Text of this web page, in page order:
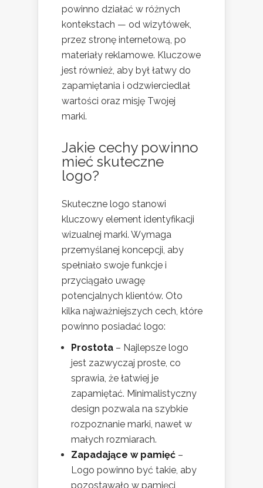
powinno działać w różnych
kontekstach — od wizytówek,
przez stronę internetową, po
materiały reklamowe. Kluczowe
jest również, aby był łatwy do
zapamiętania i odzwierciedlał
wartości oraz misję Twojej
marki.
Jakie cechy powinno
mieć skuteczne
logo?
Skuteczne logo stanowi
kluczowy element identyfikacji
wizualnej marki. Wymaga
przemyślanej koncepcji, aby
spełniało swoje funkcje i
przyciągało uwagę
potencjalnych klientów. Oto
kilka najważniejszych cech, które
powinno posiadać logo:
Prostota – Najlepsze logo
jest zazwyczaj proste, co
sprawia, że łatwiej je
zapamiętać. Minimalistyczny
design pozwala na szybkie
rozpoznanie marki, nawet w
małych rozmiarach.
Zapadające w pamięć –
Logo powinno być takie, aby
pozostawało w pamięci